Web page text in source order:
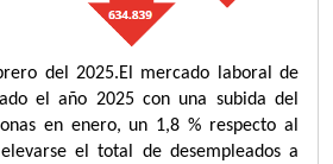
del 2025.El mercado laboral de
el año 2025 con una subida del
en enero, un 1,8 % respecto al
el total de desempleados a